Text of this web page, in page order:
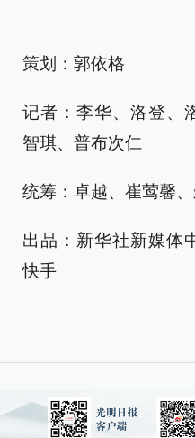
策划：郭依格
记者：李华、洛登、
智琪、普布次仁
统筹：卓越、崔莺馨
出品：新华社新媒体
快手